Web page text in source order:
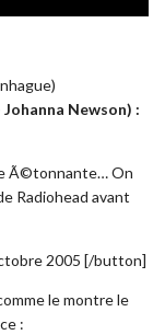
Newson) :
Ã©tonnante… On
Radiohead avant
2005 [/button]
le montre le
: